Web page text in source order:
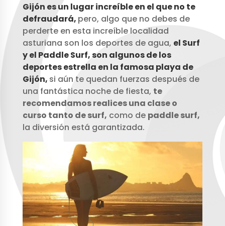
Gijón es un lugar increíble en el que no te
defraudará, pero, algo que no debes de
perderte en esta increíble localidad
asturiana son los deportes de agua, el Surf
y el Paddle Surf, son algunos de los
deportes estrella en la famosa playa de
Gijón, si aún te quedan fuerzas después de
una fantástica noche de fiesta, te
recomendamos realices una clase o
curso tanto de surf, como de paddle surf,
la diversión está garantizada.